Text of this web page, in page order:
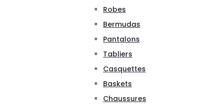
Robes
Bermudas
Pantalons
Tabliers
Casquettes
Baskets
Chaussures